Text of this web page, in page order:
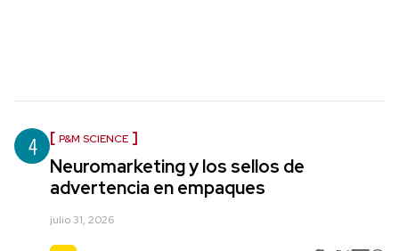
4 P&M SCIENCE
Neuromarketing y los sellos de
advertencia en empaques
julio 31, 2026